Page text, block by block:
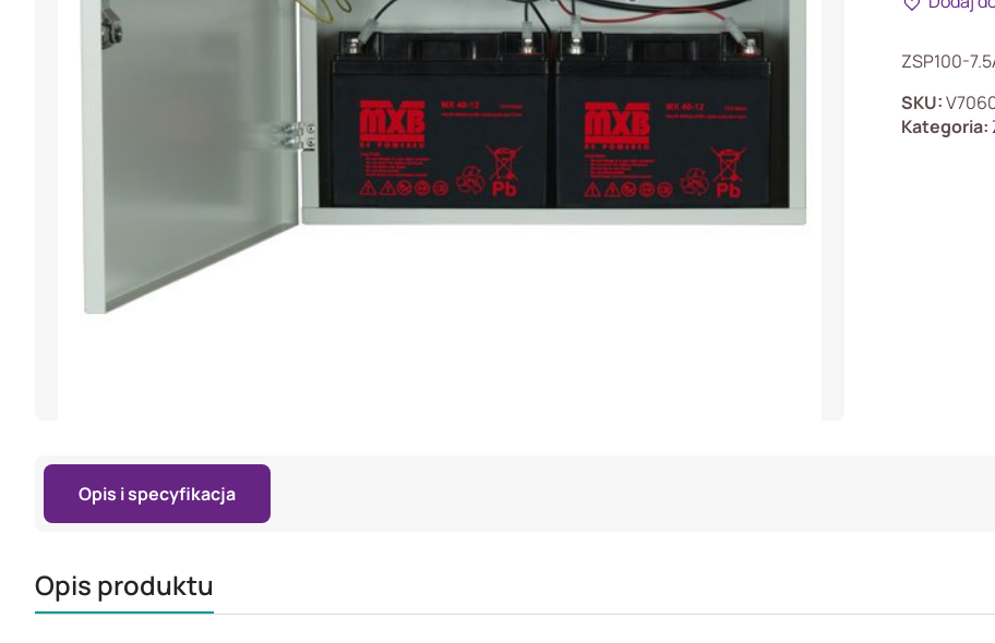
AKU26
Zasilacz
urządzeń
ZSP100-
SKU:
Kategoria:
Opis i specyfikacja
Opis produktu